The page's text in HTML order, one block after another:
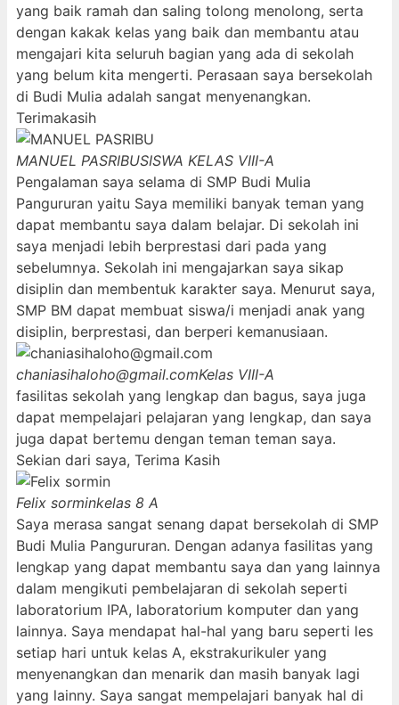
yang baik ramah dan saling tolong menolong, serta
dengan kakak kelas yang baik dan membantu atau
mengajari kita seluruh bagian yang ada di sekolah
yang belum kita mengerti. Perasaan saya bersekolah
di Budi Mulia adalah sangat menyenangkan.
Terimakasih
MANUEL PASRIBUSISWA KELAS VIII-A
Pengalaman saya selama di SMP Budi Mulia
Pangururan yaitu Saya memiliki banyak teman yang
dapat membantu saya dalam belajar. Di sekolah ini
saya menjadi lebih berprestasi dari pada yang
sebelumnya. Sekolah ini mengajarkan saya sikap
disiplin dan membentuk karakter saya. Menurut saya,
SMP BM dapat membuat siswa/i menjadi anak yang
disiplin, berprestasi, dan berperi kemanusiaan.
chaniasihaloho@gmail.comKelas VIII-A
fasilitas sekolah yang lengkap dan bagus, saya juga
dapat mempelajari pelajaran yang lengkap, dan saya
juga dapat bertemu dengan teman teman saya.
Sekian dari saya, Terima Kasih
Felix sorminkelas 8 A
Saya merasa sangat senang dapat bersekolah di SMP
Budi Mulia Pangururan. Dengan adanya fasilitas yang
lengkap yang dapat membantu saya dan yang lainnya
dalam mengikuti pembelajaran di sekolah seperti
laboratorium IPA, laboratorium komputer dan yang
lainnya. Saya mendapat hal-hal yang baru seperti les
setiap hari untuk kelas A, ekstrakurikuler yang
menyenangkan dan menarik dan masih banyak lagi
yang lainny. Saya sangat mempelajari banyak hal di